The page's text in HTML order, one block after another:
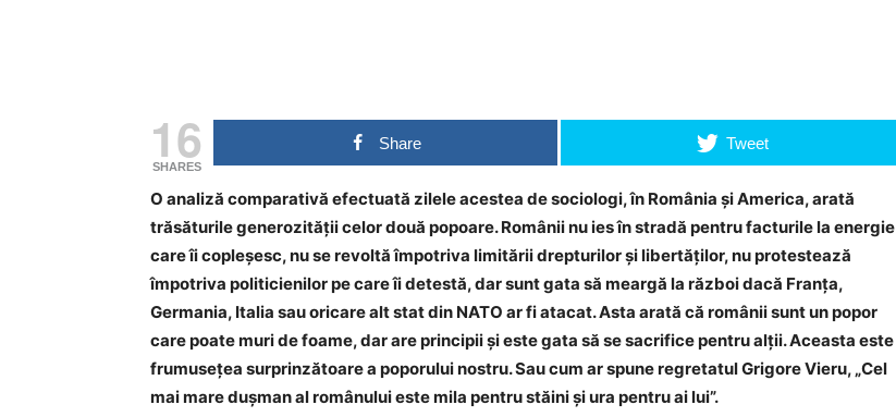
16
SHARES
Share Tweet
O analiză comparativă efectuată zilele acestea de sociologi, în România și America, arată
trăsăturile generozității celor două popoare. Românii nu ies în stradă pentru facturile la energie
care îi copleșesc, nu se revoltă împotriva limitării drepturilor și libertăților, nu protestează
împotriva politicienilor pe care îi detestă, dar sunt gata să meargă la război dacă Franța,
Germania, Italia sau oricare alt stat din NATO ar fi atacat. Asta arată că românii sunt un popor
care poate muri de foame, dar are principii și este gata să se sacrifice pentru alții. Aceasta este
frumusețea surprinzătoare a poporului nostru. Sau cum ar spune regretatul Grigore Vieru, „Cel
mai mare dușman al românului este mila pentru stăini și ura pentru ai lui”.